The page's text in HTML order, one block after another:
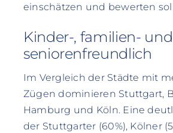
einschätzen und bewerten
Kinder-, familien- und
seniorenfreundlich
Im Vergleich der Städte mit
Zügen dominieren Stuttgart,
Hamburg und Köln. Eine
der Stuttgarter (60%), Kölner